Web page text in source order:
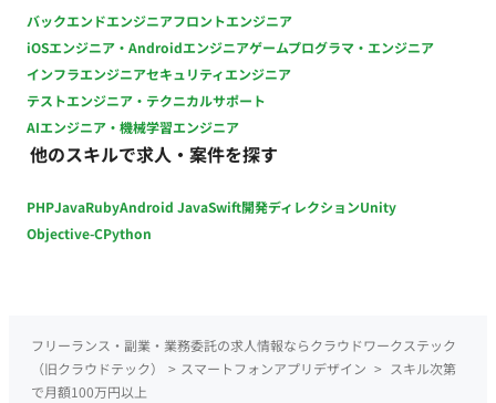
バックエンドエンジニアフロントエンジニア
iOSエンジニア・Androidエンジニアゲームプログラマ・エンジニア
インフラエンジニアセキュリティエンジニア
テストエンジニア・テクニカルサポート
AIエンジニア・機械学習エンジニア
他のスキルで求人・案件を探す
PHPJavaRubyAndroid JavaSwift開発ディレクションUnity
Objective-CPython
フリーランス・副業・業務委託の求人情報ならクラウドワークステック
（旧クラウドテック）
> スマートフォンアプリデザイン > スキル次第
で月額100万円以上